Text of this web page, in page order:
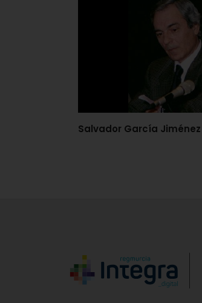
Salvador García Jiménez